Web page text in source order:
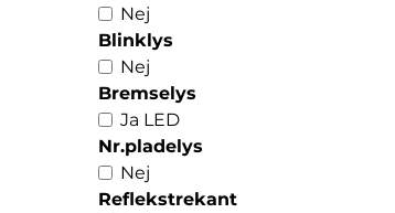
Nej
Blinklys
Nej
Bremselys
Ja LED
Nr.pladelys
Nej
Reflekstrekant